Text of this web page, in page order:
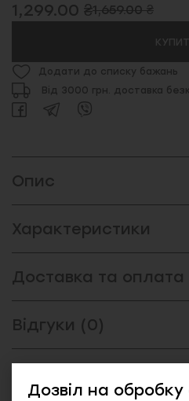
1,299.00 ₴1,659.00 ₴
Додати до списку бажань
Від 3000 грн. доставка
Опис
Характеристики
Доставка та оплата
Відгуки (0)
Дозвіл на